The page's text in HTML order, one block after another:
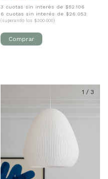
3 cuotas sin interés de $52.106
6 cuotas sin interés de $26.053
(superando los $300.000)
1 / 3